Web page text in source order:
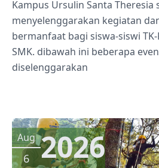
Kampus Ursulin Santa Theresia
menyelenggarakan kegiatan
bermanfaat bagi siswa-siswi TK-
SMK. dibawah ini beberapa
diselenggarakan
Aug
6 2026